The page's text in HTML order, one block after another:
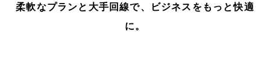
柔軟なプランと大手回線で、ビジネスをもっと快適
に。